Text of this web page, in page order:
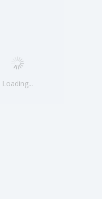
Loading...